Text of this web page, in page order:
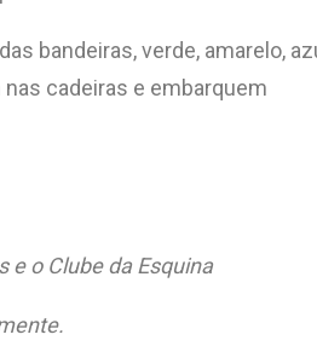
bandeiras, verde, amarelo,
cadeiras e embarquem
e o Clube da Esquina